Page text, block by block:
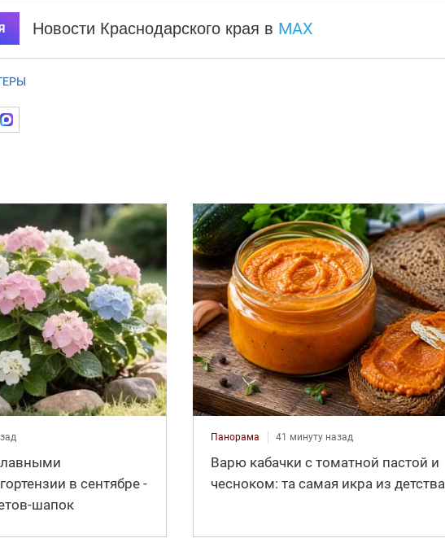
Новости Краснодарского края в MAX
в сентябре -
шапок
Панорама 41 минуту назад
Варю кабачки с томатной пастой и
чесноком: та самая икра из детства